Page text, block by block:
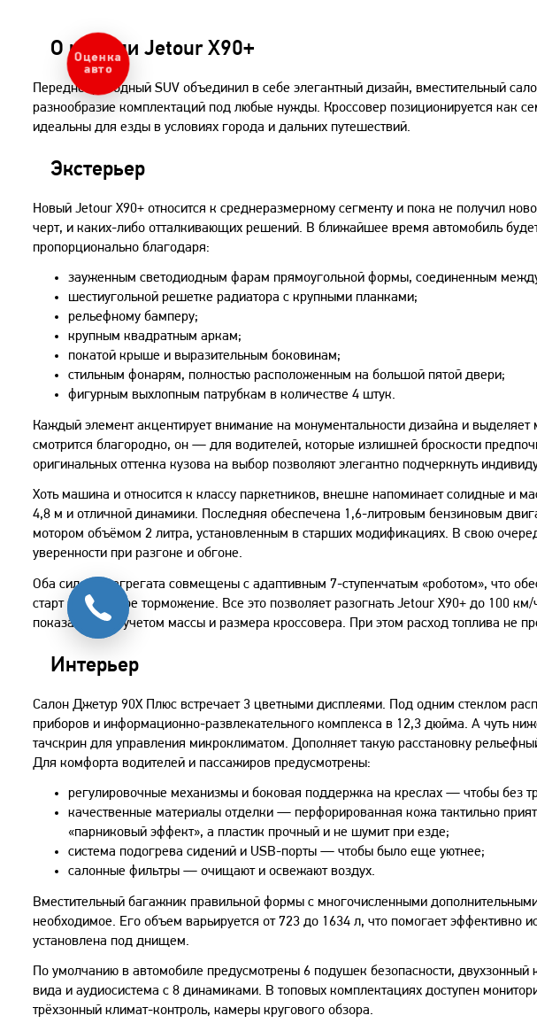
О модели Jetour X90+
Переднеприводный SUV объединил в себе элегантный дизайн, вместительный
разнообразие комплектаций под любые нужды. Кроссовер позиционируется как
идеальны для езды в условиях города и дальних путешествий.
Экстерьер
Новый Jetour X90+ относится к среднеразмерному сегменту и пока не получил
черт, и каких-либо отталкивающих решений. В ближайшее время автомобиль
пропорционально благодаря:
зауженным светодиодным фарам прямоугольной формы, соединенным
шестиугольной решетке радиатора с крупными планками;
рельефному бамперу;
крупным квадратным аркам;
покатой крыше и выразительным боковинам;
стильным фонарям, полностью расположенным на большой пятой двери;
фигурным выхлопным патрубкам в количестве 4 штук.
Каждый элемент акцентирует внимание на монументальности дизайна и
смотрится благородно, он — для водителей, которые излишней броскости
оригинальных оттенка кузова на выбор позволяют элегантно подчеркнуть
Хоть машина и относится к классу паркетников, внешне напоминает солидные и
4,8 м и отличной динамики. Последняя обеспечена 1,6-литровым бензиновым
мотором объёмом 2 литра, установленным в старших модификациях. В свою
уверенности при разгоне и обгоне.
Оба силовых агрегата совмещены с адаптивным 7-ступенчатым «роботом», что
старт и надежное торможение. Все это позволяет разогнать Jetour X90+ до 100
показателем с учетом массы и размера кроссовера. При этом расход топлива не
Интерьер
Салон Джетур 90Х Плюс встречает 3 цветными дисплеями. Под одним стеклом
приборов и информационно-развлекательного комплекса в 12,3 дюйма. А чуть
тачскрин для управления микроклиматом. Дополняет такую расстановку
Для комфорта водителей и пассажиров предусмотрены:
регулировочные механизмы и боковая поддержка на креслах — чтобы без
качественные материалы отделки — перфорированная кожа тактильно
«парниковый эффект», а пластик прочный и не шумит при езде;
система подогрева сидений и USB-порты — чтобы было еще уютнее;
салонные фильтры — очищают и освежают воздух.
Вместительный багажник правильной формы с многочисленными
необходимое. Его объем варьируется от 723 до 1634 л, что помогает эффективно
установлена под днищем.
По умолчанию в автомобиле предусмотрены 6 подушек безопасности, двухзонный
вида и аудиосистема с 8 динамиками. В топовых комплектациях доступен
трёхзонный климат-контроль, камеры кругового обзора.
Оценка
авто